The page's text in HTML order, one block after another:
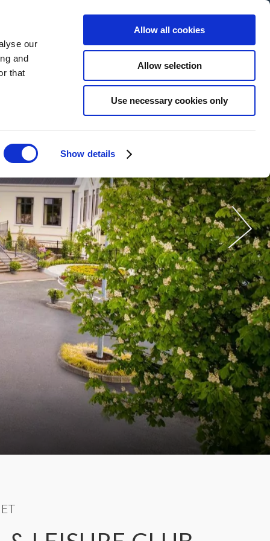
our
and
that
Show details
Allow all cookies
Allow selection
Use necessary cookies only
BOKA